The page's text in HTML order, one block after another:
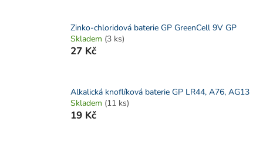
Zinko-chloridová baterie GP GreenCell 9V GP
Skladem (3 ks)
27 Kč
Alkalická knoflíková baterie GP LR44, A76, AG13
Skladem (11 ks)
19 Kč